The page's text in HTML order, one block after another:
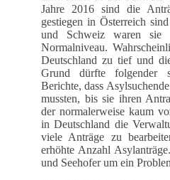
Jahre 2016 sind die
gestiegen in Österreich
und Schweiz waren
Normalniveau.
Deutschland zu tief und
Grund dürfte folgender
Berichte, dass
mussten, bis sie ihren
der normalerweise kaum
in Deutschland die
viele Anträge zu
erhöhte Anzahl
und Seehofer um ein